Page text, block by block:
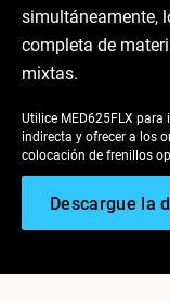
simultáneamente,
completa de
mixtas.
Utilice MED625FLX
indirecta y ofrecer a los
colocación de frenillos
Descargue la